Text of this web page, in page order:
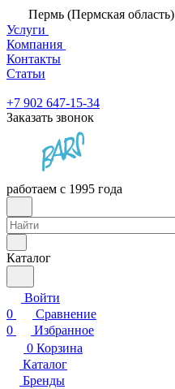
Пермь (Пермская область)
Услуги
Компания
Контакты
Статьи
+7 902 647-15-34
Заказать звонок
работаем с 1995 года
Каталог
Войти
0
Сравнение
0
Избранное
0 Корзина
Каталог
Бренды